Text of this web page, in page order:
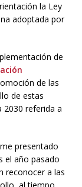
la Ley
adoptada por
de
de las
de estas
2030 referida a
presentado
el año pasado
reconocer a las